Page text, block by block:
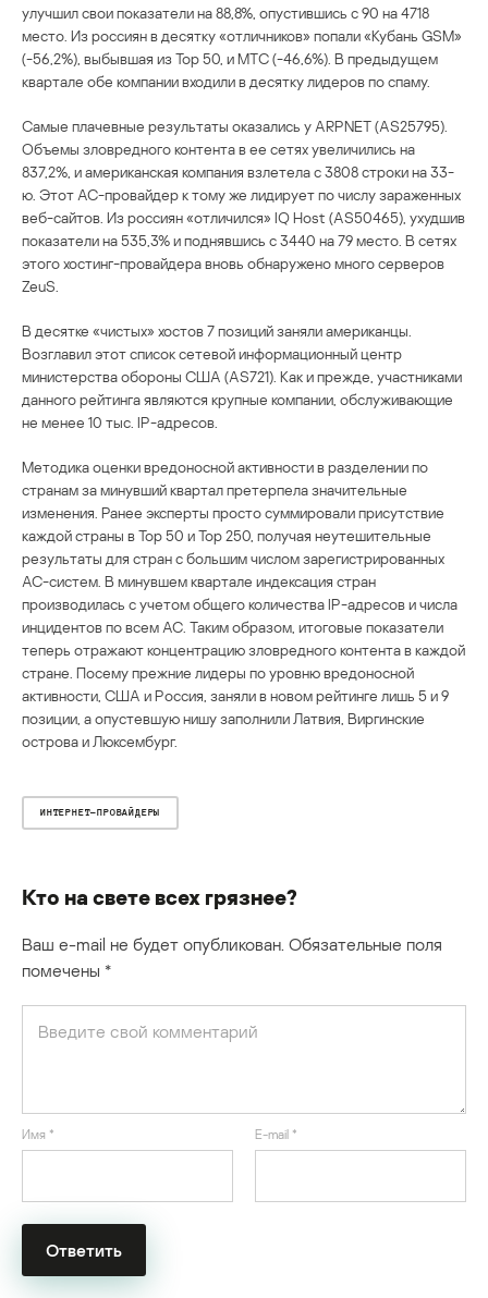
улучшил свои показатели на 88,8%, опустившись с 90 на 4718
место. Из россиян в десятку «отличников» попали «Кубань GSM»
(-56,2%), выбывшая из Тор 50, и МТС (-46,6%). В предыдущем
квартале обе компании входили в десятку лидеров по спаму.
Самые плачевные результаты оказались у ARPNET (AS25795).
Объемы зловредного контента в ее сетях увеличились на
837,2%, и американская компания взлетела с 3808 строки на 33-
ю. Этот АС-провайдер к тому же лидирует по числу зараженных
веб-сайтов. Из россиян «отличился» IQ Host (AS50465), ухудшив
показатели на 535,3% и поднявшись с 3440 на 79 место. В сетях
этого хостинг-провайдера вновь обнаружено много серверов
ZeuS.
В десятке «чистых» хостов 7 позиций заняли американцы.
Возглавил этот список сетевой информационный центр
министерства обороны США (AS721). Как и прежде, участниками
данного рейтинга являются крупные компании, обслуживающие
не менее 10 тыс. IP-адресов.
Методика оценки вредоносной активности в разделении по
странам за минувший квартал претерпела значительные
изменения. Ранее эксперты просто суммировали присутствие
каждой страны в Тор 50 и Тор 250, получая неутешительные
результаты для стран с большим числом зарегистрированных
АС-систем. В минувшем квартале индексация стран
производилась с учетом общего количества IP-адресов и числа
инцидентов по всем АС. Таким образом, итоговые показатели
теперь отражают концентрацию зловредного контента в каждой
стране. Посему прежние лидеры по уровню вредоносной
активности, США и Россия, заняли в новом рейтинге лишь 5 и 9
позиции, а опустевшую нишу заполнили Латвия, Виргинские
острова и Люксембург.
ИНТЕРНЕТ-ПРОВАЙДЕРЫ
Кто на свете всех грязнее?
Ваш e-mail не будет опубликован. Обязательные поля
помечены *
Имя * E-mail *